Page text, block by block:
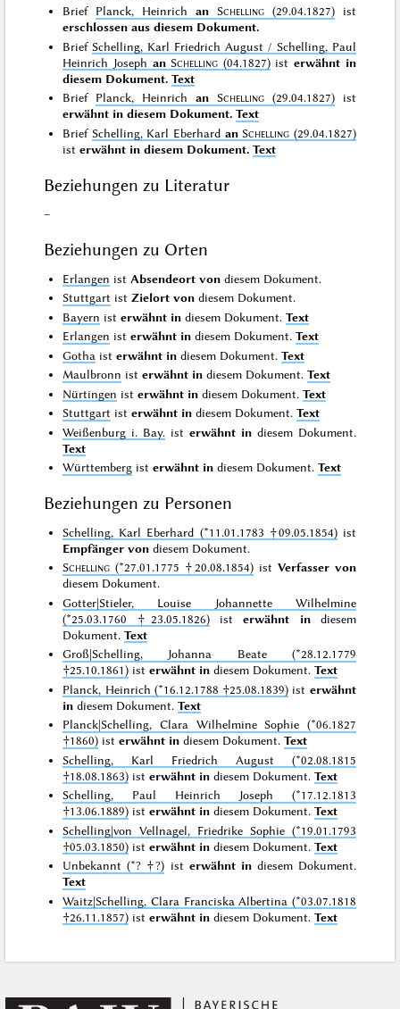
Brief Planck, Heinrichan Schelling(29.04.1827)ist
erschlossen aus diesem Dokument.
Brief Schelling, Karl Friedrich August / Schelling, Paul
Heinrich Joseph an Schelling (04.1827)isterwähnt in
diesem Dokument. Text
Brief Planck, Heinrichan Schelling(29.04.1827)ist
erwähnt in diesem Dokument. Text
Brief Schelling, Karl Eberhard an Schelling (29.04.1827)
isterwähnt in diesem Dokument. Text
Beziehungen zu Literatur
–
Beziehungen zu Orten
Erlangen ist Absendeort von diesem Dokument.
Stuttgart istZielort von diesem Dokument.
Bayern isterwähnt in diesem Dokument.Text
Erlangen isterwähnt in diesem Dokument.Text
Gotha isterwähnt in diesem Dokument.Text
Maulbronn isterwähnt in diesem Dokument.Text
Nürtingen isterwähnt in diesem Dokument.Text
Stuttgart isterwähnt in diesem Dokument.Text
Weißenburg i. Bay. ist erwähnt indiesem Dokument.
Text
Württemberg isterwähnt in diesem Dokument.Text
Beziehungen zu Personen
Schelling, Karl Eberhard (*11.01.1783 †09.05.1854)ist
Empfänger von diesem Dokument.
Schelling (*27.01.1775 †20.08.1854)ist Verfasser von
diesem Dokument.
Gotter|Stieler, Louise Johannette Wilhelmine
(*25.03.1760 †23.05.1826)isterwähnt indiesem
Dokument.Text
Groß|Schelling, Johanna Beate (*28.12.1779
†25.10.1861) isterwähnt in diesem Dokument.Text
Planck, Heinrich (*16.12.1788 †25.08.1839) ist erwähnt
in diesem Dokument.Text
Planck|Schelling, Clara Wilhelmine Sophie (*06.1827
†1860) isterwähnt in diesem Dokument.Text
Schelling, Karl Friedrich August (*02.08.1815
†18.08.1863) isterwähnt in diesem Dokument.Text
Schelling, Paul Heinrich Joseph (*17.12.1813
†13.06.1889) isterwähnt in diesem Dokument.Text
Schelling|von Vellnagel, Friedrike Sophie (*19.01.1793
†05.03.1850) isterwähnt in diesem Dokument.Text
Unbekannt (*? †?) ist erwähnt indiesem Dokument.
Text
Waitz|Schelling, Clara Franciska Albertina (*03.07.1818
†26.11.1857) isterwähnt in diesem Dokument.Text